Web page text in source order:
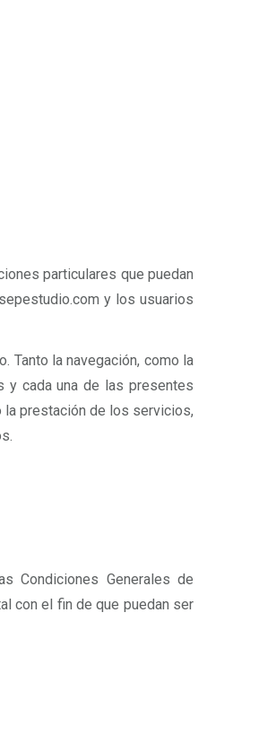
particulares que puedan
y los usuarios
Tanto la navegación, como la
y cada una de las presentes
la prestación de los servicios,
Condiciones Generales de
con el fin de que puedan ser